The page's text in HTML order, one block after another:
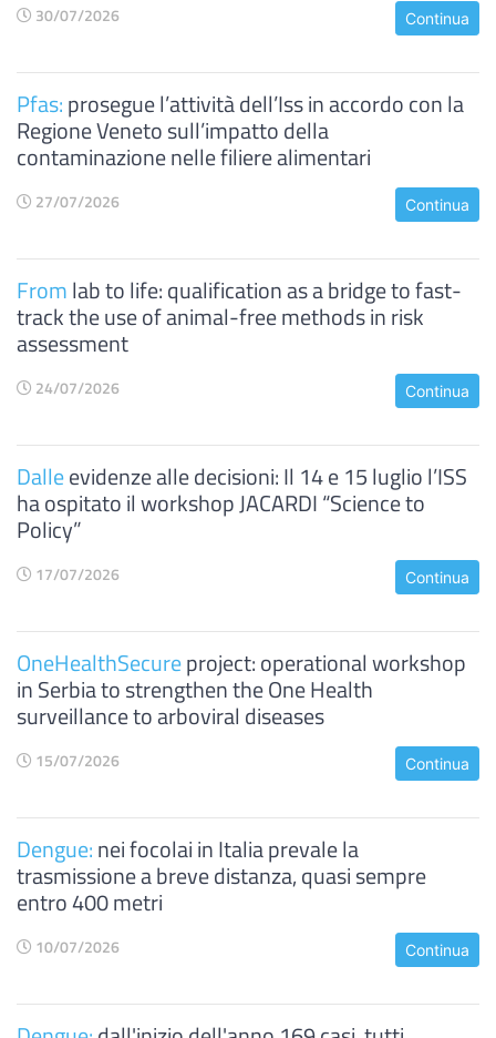
30/07/2026 Continua
Pfas:prosegue l’attività dell’Iss in accordo con la
Regione Veneto sull’impatto della
contaminazione nelle filiere alimentari
27/07/2026 Continua
Fromlab to life: qualification as a bridge to fast-
track the use of animal-free methods in risk
assessment
24/07/2026 Continua
Dalleevidenze alle decisioni: Il 14 e 15 luglio l’ISS
ha ospitato il workshop JACARDI “Science to
Policy”
17/07/2026 Continua
OneHealthSecureproject: operational workshop
in Serbia to strengthen the One Health
surveillance to arboviral diseases
15/07/2026 Continua
Dengue:nei focolai in Italia prevale la
trasmissione a breve distanza, quasi sempre
entro 400 metri
10/07/2026 Continua